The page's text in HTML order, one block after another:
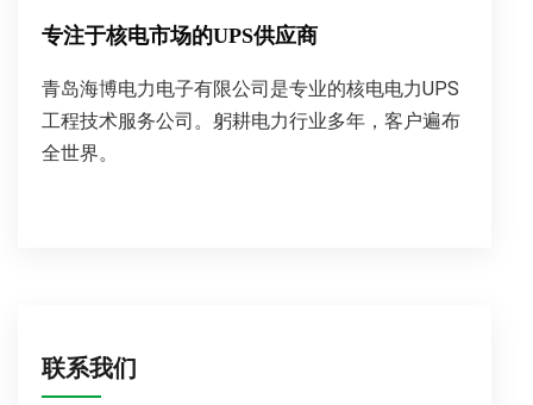
专注于核电市场的UPS供应商
青岛海博电力电子有限公司是专业的核电电力UPS
工程技术服务公司。躬耕电力行业多年，客户遍布
全世界。
联系我们